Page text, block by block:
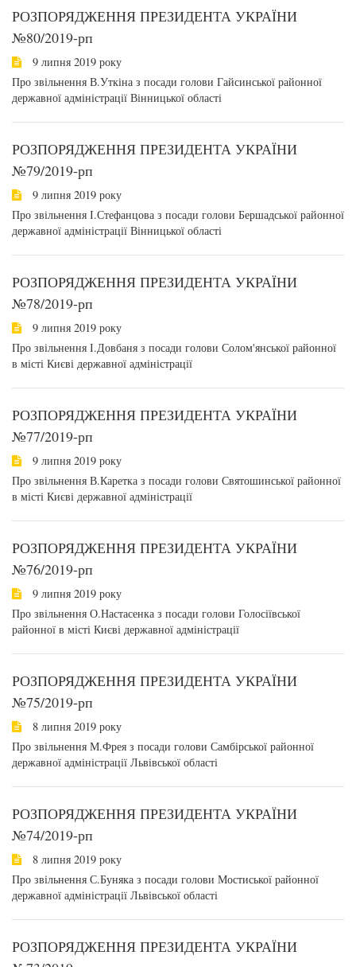
РОЗПОРЯДЖЕННЯ ПРЕЗИДЕНТА УКРАЇНИ
№80/2019-рп
9 липня 2019 року
Про звільнення В.Уткіна з посади голови Гайсинської районної
державної адміністрації Вінницької області
РОЗПОРЯДЖЕННЯ ПРЕЗИДЕНТА УКРАЇНИ
№79/2019-рп
9 липня 2019 року
Про звільнення І.Стефанцова з посади голови Бершадської районної
державної адміністрації Вінницької області
РОЗПОРЯДЖЕННЯ ПРЕЗИДЕНТА УКРАЇНИ
№78/2019-рп
9 липня 2019 року
Про звільнення І.Довбаня з посади голови Солом'янської районної
в місті Києві державної адміністрації
РОЗПОРЯДЖЕННЯ ПРЕЗИДЕНТА УКРАЇНИ
№77/2019-рп
9 липня 2019 року
Про звільнення В.Каретка з посади голови Святошинської районної
в місті Києві державної адміністрації
РОЗПОРЯДЖЕННЯ ПРЕЗИДЕНТА УКРАЇНИ
№76/2019-рп
9 липня 2019 року
Про звільнення О.Настасенка з посади голови Голосіївської
районної в місті Києві державної адміністрації
РОЗПОРЯДЖЕННЯ ПРЕЗИДЕНТА УКРАЇНИ
№75/2019-рп
8 липня 2019 року
Про звільнення М.Фрея з посади голови Самбірської районної
державної адміністрації Львівської області
РОЗПОРЯДЖЕННЯ ПРЕЗИДЕНТА УКРАЇНИ
№74/2019-рп
8 липня 2019 року
Про звільнення С.Буняка з посади голови Мостиської районної
державної адміністрації Львівської області
РОЗПОРЯДЖЕННЯ ПРЕЗИДЕНТА УКРАЇНИ